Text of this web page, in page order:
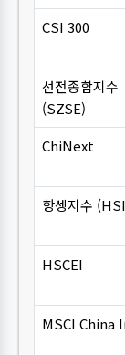
CSI 300
선전종합지수
(SZSE)
ChiNext
항셍지수
HSCEI
MSCI China